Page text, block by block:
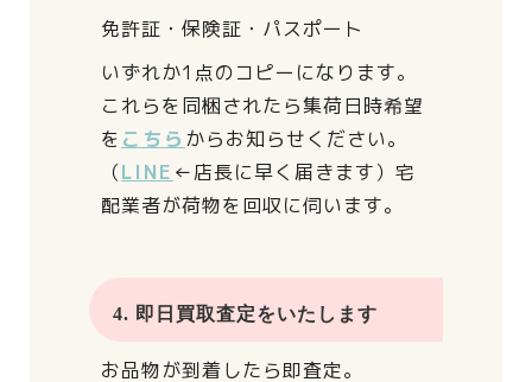
免許証・保険証・パスポート
いずれか1点のコピーになります。
これらを同梱されたら集荷日時希望
を こちら からお知らせください。
（LINE ←店長に早く届きます） 宅
配業者が荷物を回収に伺います。
4. 即日買取査定をいたします
お品物が到着したら即査定。